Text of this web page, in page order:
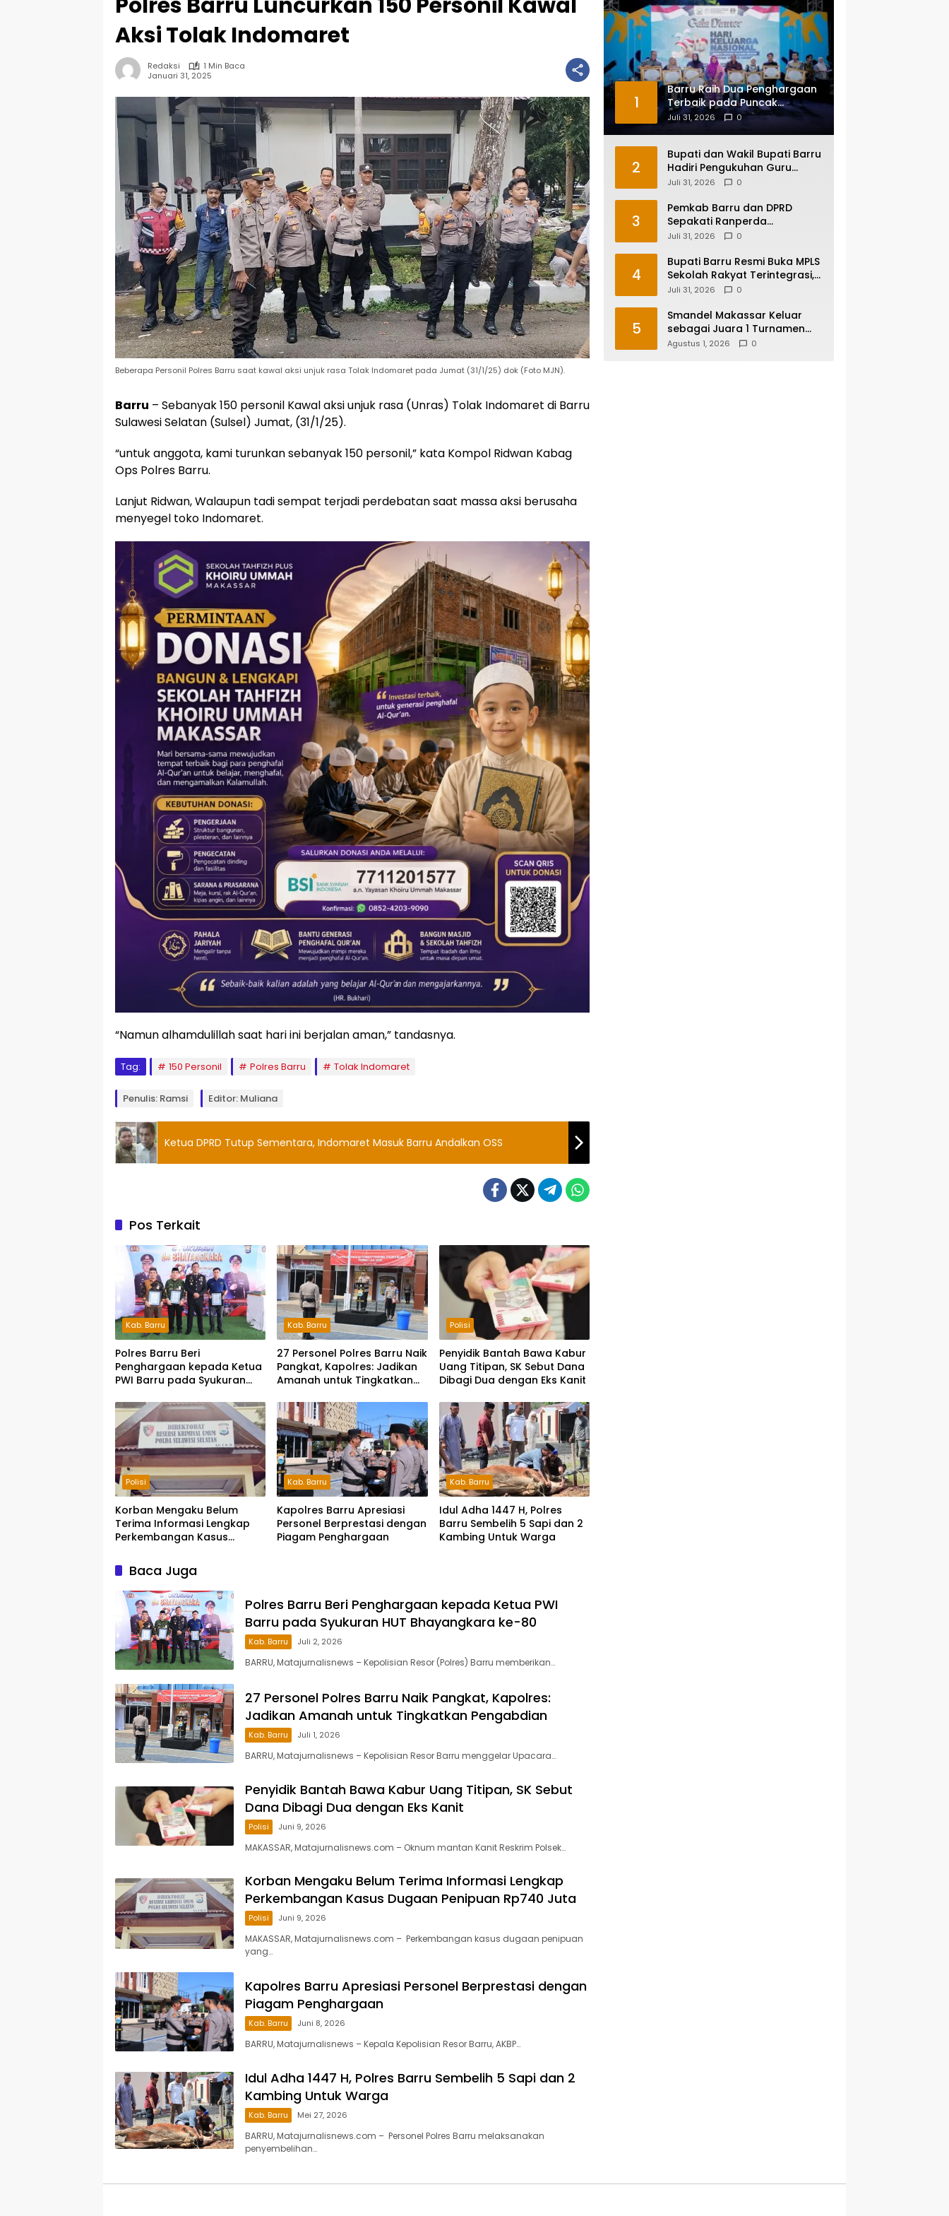
Aksi Tolak Indomaret
Redaksi
1 Min Baca
Januari 31, 2025
Beberapa Personil Polres Barru saat kawal aksi unjuk rasa Tolak Indomaret pada Jumat (31/1/25) dok (Foto MJN).
Barru – Sebanyak 150 personil Kawal aksi unjuk rasa (Unras) Tolak Indomaret di Barru
Sulawesi Selatan (Sulsel) Jumat, (31/1/25).
“untuk anggota, kami turunkan sebanyak 150 personil,” kata Kompol Ridwan Kabag
Ops Polres Barru.
Lanjut Ridwan, Walaupun tadi sempat terjadi perdebatan saat massa aksi berusaha
menyegel toko Indomaret.
“Namun alhamdulillah saat hari ini berjalan aman,” tandasnya.
Tag: 150 Personil Polres Barru Tolak Indomaret
Penulis: Ramsi Editor: Muliana
Ketua DPRD Tutup Sementara, Indomaret Masuk Barru Andalkan OSS
Pos Terkait
Kab. Barru
Polres Barru Beri
Penghargaan kepada Ketua
PWI Barru pada Syukuran
Kab. Barru
27 Personel Polres Barru Naik
Pangkat, Kapolres: Jadikan
Amanah untuk Tingkatkan
Polisi
Penyidik Bantah Bawa Kabur
Uang Titipan, SK Sebut Dana
Dibagi Dua dengan Eks Kanit
Polisi
Korban Mengaku Belum
Terima Informasi Lengkap
Perkembangan Kasus
Juta
Kab. Barru
Kapolres Barru Apresiasi
Personel Berprestasi dengan
Piagam Penghargaan
Kab. Barru
Idul Adha 1447 H, Polres
Barru Sembelih 5 Sapi dan 2
Kambing Untuk Warga
Baca Juga
Polres Barru Beri Penghargaan kepada Ketua PWI
Barru pada Syukuran HUT Bhayangkara ke-80
Kab. Barru Juli 2, 2026
BARRU, Matajurnalisnews – Kepolisian Resor (Polres) Barru memberikan…
27 Personel Polres Barru Naik Pangkat, Kapolres:
Jadikan Amanah untuk Tingkatkan Pengabdian
Kab. Barru Juli 1, 2026
BARRU, Matajurnalisnews – Kepolisian Resor Barru menggelar Upacara…
Penyidik Bantah Bawa Kabur Uang Titipan, SK Sebut
Dana Dibagi Dua dengan Eks Kanit
Polisi Juni 9, 2026
MAKASSAR, Matajurnalisnews.com – Oknum mantan Kanit Reskrim Polsek…
Korban Mengaku Belum Terima Informasi Lengkap
Perkembangan Kasus Dugaan Penipuan Rp740 Juta
Polisi Juni 9, 2026
MAKASSAR, Matajurnalisnews.com – Perkembangan kasus dugaan penipuan
yang…
Kapolres Barru Apresiasi Personel Berprestasi dengan
Piagam Penghargaan
Kab. Barru Juni 8, 2026
BARRU, Matajurnalisnews – Kepala Kepolisian Resor Barru, AKBP…
Idul Adha 1447 H, Polres Barru Sembelih 5 Sapi dan 2
Kambing Untuk Warga
Kab. Barru Mei 27, 2026
BARRU, Matajurnalisnews.com – Personel Polres Barru melaksanakan
penyembelihan…
1
Barru Raih Dua Penghargaan
Terbaik pada Puncak
Harganas ke-33 Tingkat
Sulawesi Selatan
Juli 31, 2026 0
2
Bupati dan Wakil Bupati Barru
Hadiri Pengukuhan Guru
Besar UNM, Apresiasi Capaian
Juli 31, 2026 0
3
Pemkab Barru dan DPRD
Sepakati Ranperda
Pertanggungjawaban APBD
Kelola dan Perlindungan Anak
Juli 31, 2026 0
4
Bupati Barru Resmi Buka MPLS
Sekolah Rakyat Terintegrasi,
Tegaskan Pendidikan Kunci
Juli 31, 2026 0
5
Smandel Makassar Keluar
sebagai Juara 1 Turnamen
Futsal Smansa Cup Vol. 13
Agustus 1, 2026 0